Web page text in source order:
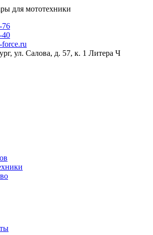
для мототехники
76
40
ул. Салова, д. 57, к. 1 Литера Ч